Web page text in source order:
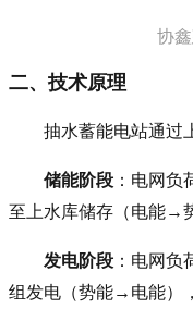
协
二、技术原理
抽水蓄能电站通过
储能阶段 ：电网
至上水库储存（电能→
发电阶段 ：电网
组发电（势能→电能）